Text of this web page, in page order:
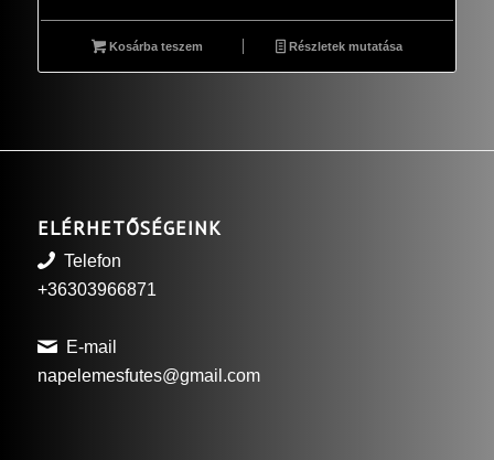
Kosárba teszem Részletek mutatása
ELÉRHETŐSÉGEINK
Telefon
+36303966871
E-mail
napelemesfutes@gmail.com